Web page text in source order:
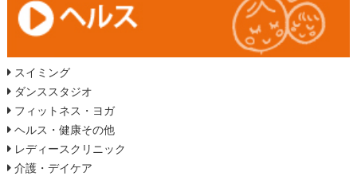
スイミング
ダンススタジオ
フィットネス・ヨガ
ヘルス・健康その他
レディースクリニック
介護・デイケア